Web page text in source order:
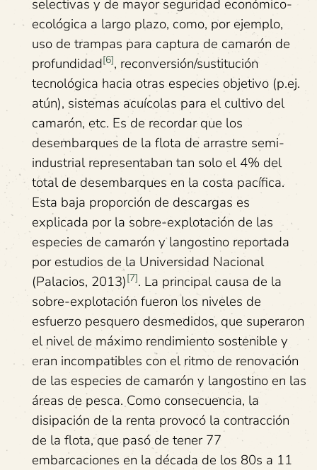
selectivas y de mayor seguridad económico-
ecológica a largo plazo, como, por ejemplo,
uso de trampas para captura de camarón de
profundidad[6], reconversión/sustitución
tecnológica hacia otras especies objetivo (p.ej.
atún), sistemas acuícolas para el cultivo del
camarón, etc. Es de recordar que los
desembarques de la flota de arrastre semi-
industrial representaban tan solo el 4% del
total de desembarques en la costa pacífica.
Esta baja proporción de descargas es
explicada por la sobre-explotación de las
especies de camarón y langostino reportada
por estudios de la Universidad Nacional
(Palacios, 2013)[7]. La principal causa de la
sobre-explotación fueron los niveles de
esfuerzo pesquero desmedidos, que superaron
el nivel de máximo rendimiento sostenible y
eran incompatibles con el ritmo de renovación
de las especies de camarón y langostino en las
áreas de pesca. Como consecuencia, la
disipación de la renta provocó la contracción
de la flota, que pasó de tener 77
embarcaciones en la década de los 80s a 11